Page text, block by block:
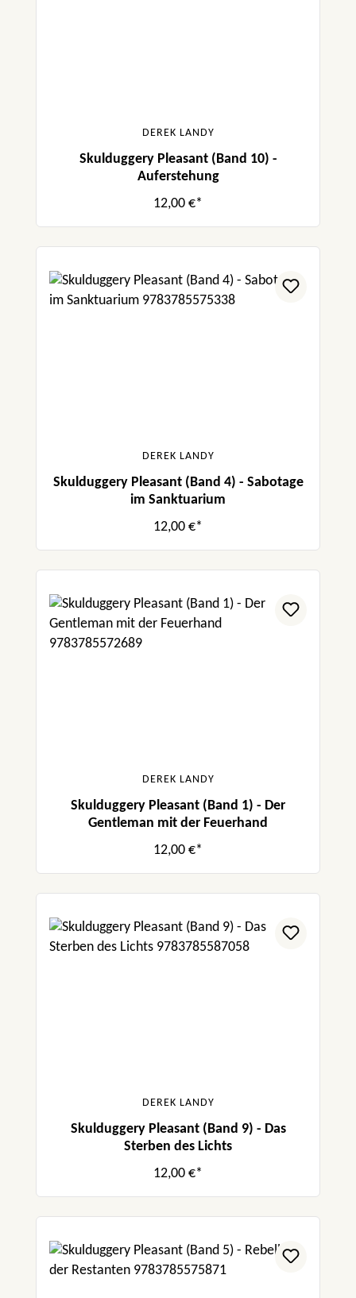
DEREK LANDY
Skulduggery Pleasant (Band 10) -
Auferstehung
12,00 €*
DEREK LANDY
Skulduggery Pleasant (Band 4) - Sabotage
im Sanktuarium
12,00 €*
DEREK LANDY
Skulduggery Pleasant (Band 1) - Der
Gentleman mit der Feuerhand
12,00 €*
DEREK LANDY
Skulduggery Pleasant (Band 9) - Das
Sterben des Lichts
12,00 €*